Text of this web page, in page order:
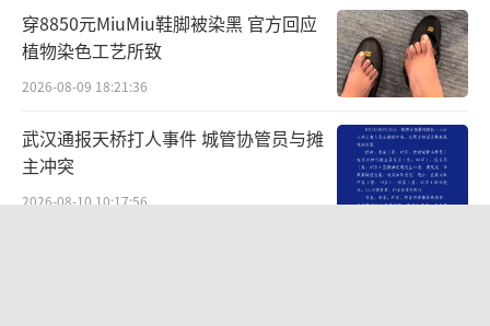
穿8850元MiuMiu鞋脚被染黑 官方回应
植物染色工艺所致
2026-08-09 18:21:36
武汉通报天桥打人事件 城管协管员与摊
主冲突
2026-08-10 10:17:56